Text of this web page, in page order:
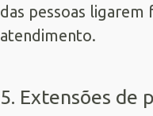
das pessoas
atendimento.
5. Extensões de